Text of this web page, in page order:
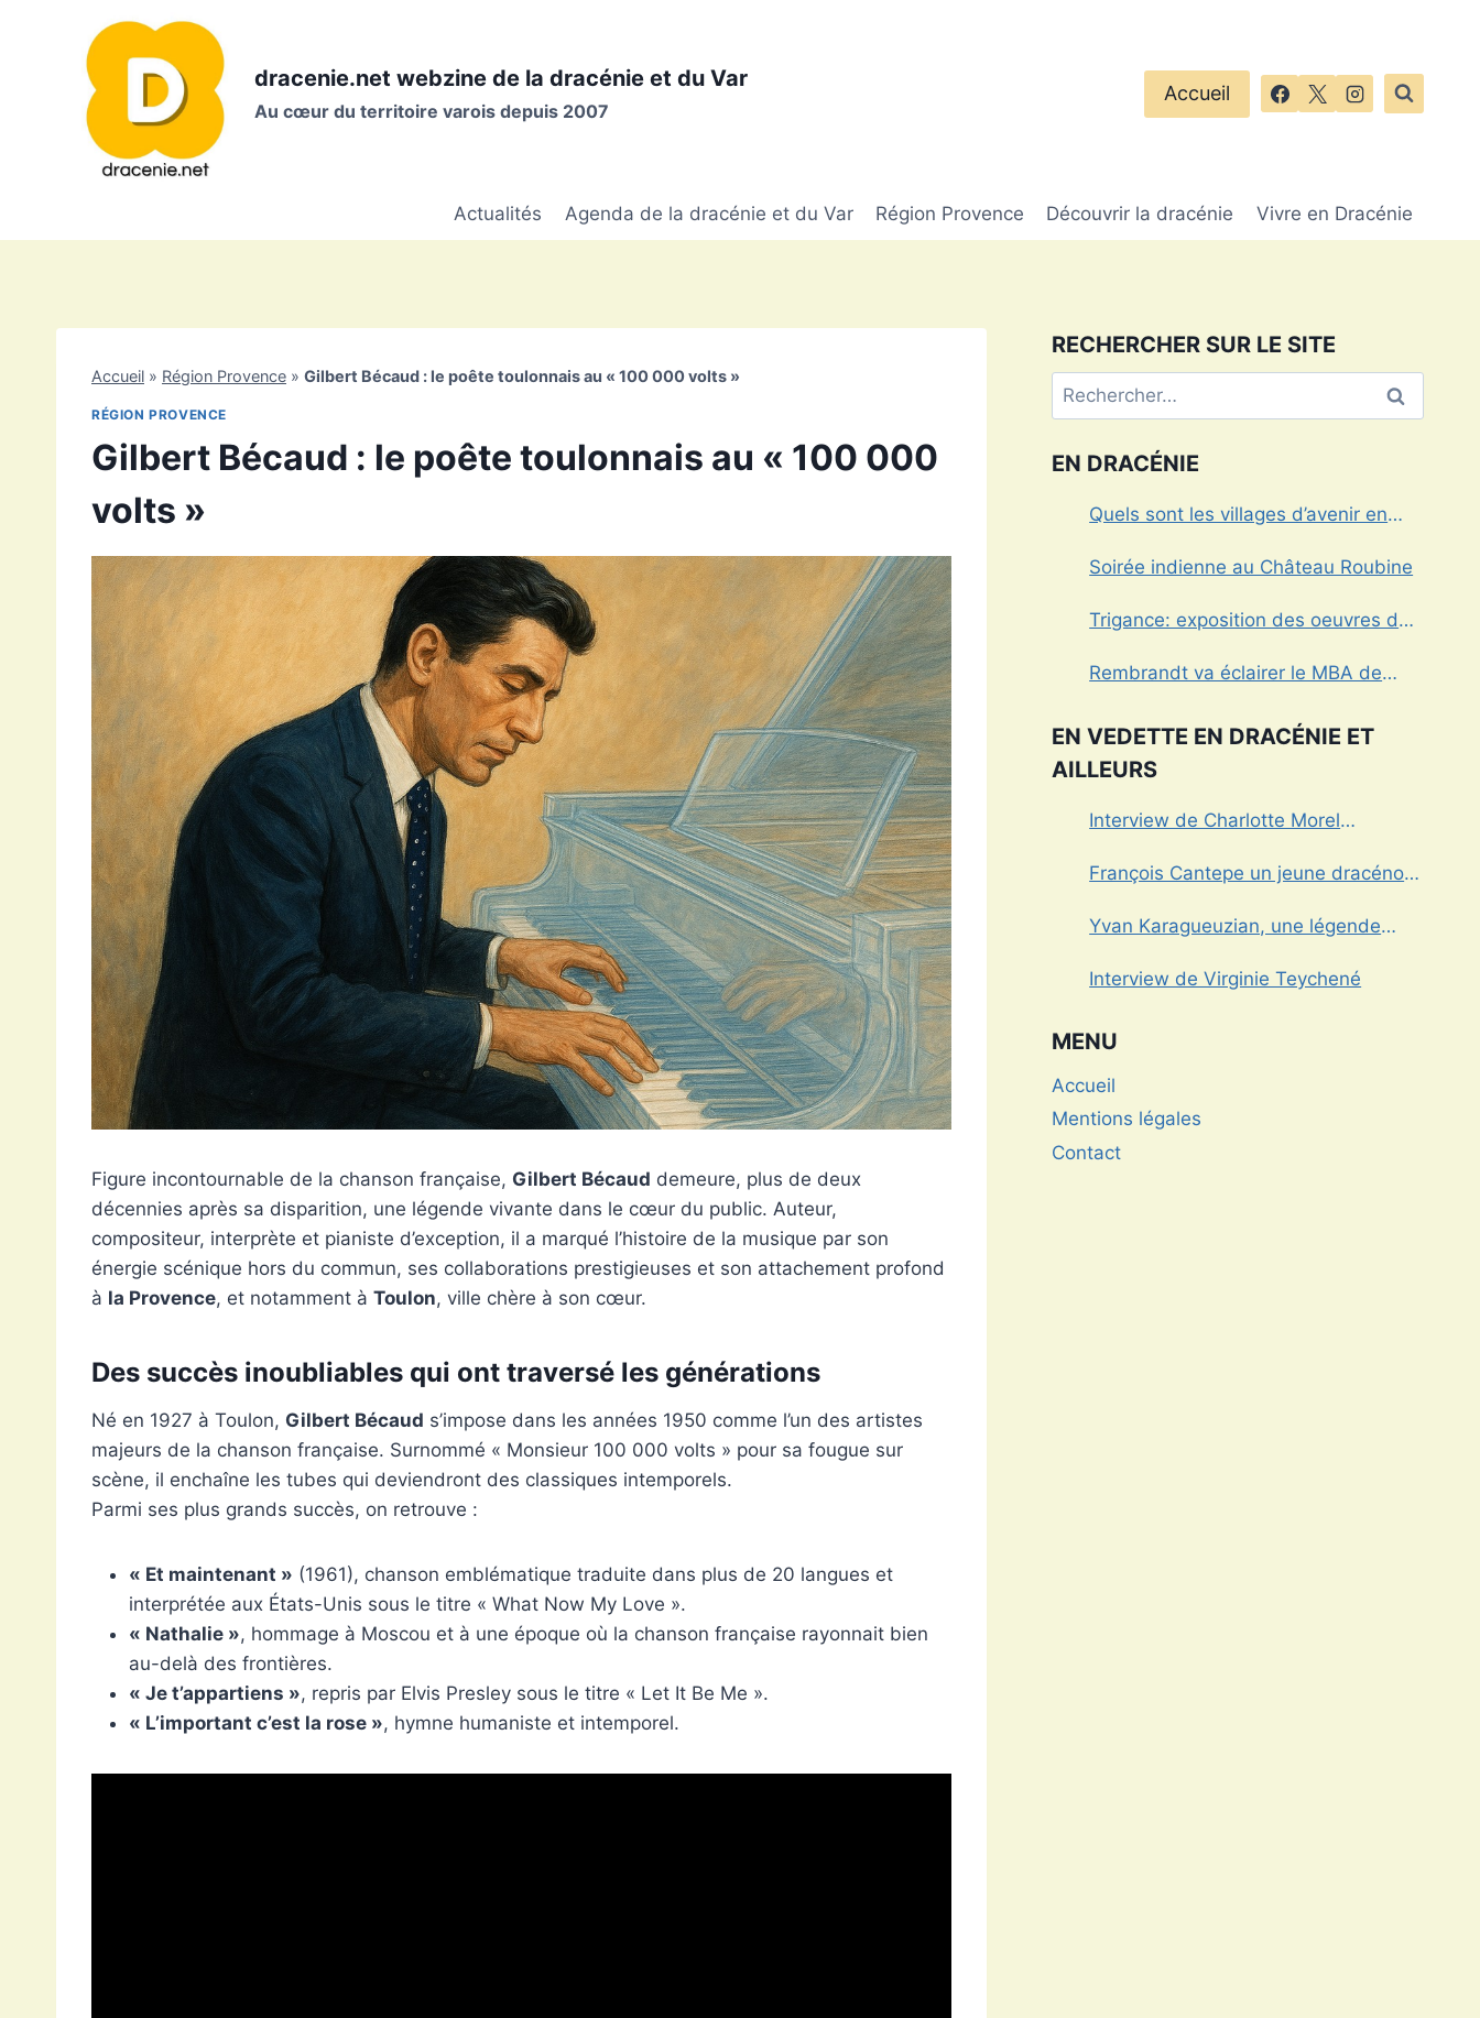
dracenie.net webzine de la dracénie et du Var
Au cœur du territoire varois depuis 2007
Accueil
Actualités Agenda de la dracénie et du Var Région Provence Découvrir la dracénie Vivre en Dracénie
Accueil » Région Provence » Gilbert Bécaud : le poête toulonnais au « 100 000 volts »
RÉGION PROVENCE
Gilbert Bécaud : le poête toulonnais au « 100 000
volts »
Figure incontournable de la chanson française, Gilbert Bécaud demeure, plus de deux
décennies après sa disparition, une légende vivante dans le cœur du public. Auteur,
compositeur, interprète et pianiste d’exception, il a marqué l’histoire de la musique par son
énergie scénique hors du commun, ses collaborations prestigieuses et son attachement profond
à la Provence, et notamment à Toulon, ville chère à son cœur.
Des succès inoubliables qui ont traversé les générations
Né en 1927 à Toulon, Gilbert Bécaud s’impose dans les années 1950 comme l’un des artistes
majeurs de la chanson française. Surnommé « Monsieur 100 000 volts » pour sa fougue sur
scène, il enchaîne les tubes qui deviendront des classiques intemporels.
Parmi ses plus grands succès, on retrouve :
« Et maintenant » (1961), chanson emblématique traduite dans plus de 20 langues et
interprétée aux États-Unis sous le titre « What Now My Love ».
« Nathalie », hommage à Moscou et à une époque où la chanson française rayonnait bien
au-delà des frontières.
« Je t’appartiens », repris par Elvis Presley sous le titre « Let It Be Me ».
« L’important c’est la rose », hymne humaniste et intemporel.
RECHERCHER SUR LE SITE
Rechercher :
EN DRACÉNIE
Quels sont les villages d’avenir en
Soirée indienne au Château Roubine
Trigance: exposition des oeuvres de
Rembrandt va éclairer le MBA de
EN VEDETTE EN DRACÉNIE ET
AILLEURS
Interview de Charlotte Morel
François Cantepe un jeune dracénois
Yvan Karagueuzian, une légende
Interview de Virginie Teychené
MENU
Accueil
Mentions légales
Contact